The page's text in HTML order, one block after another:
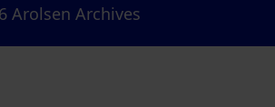
Arolsen Archives